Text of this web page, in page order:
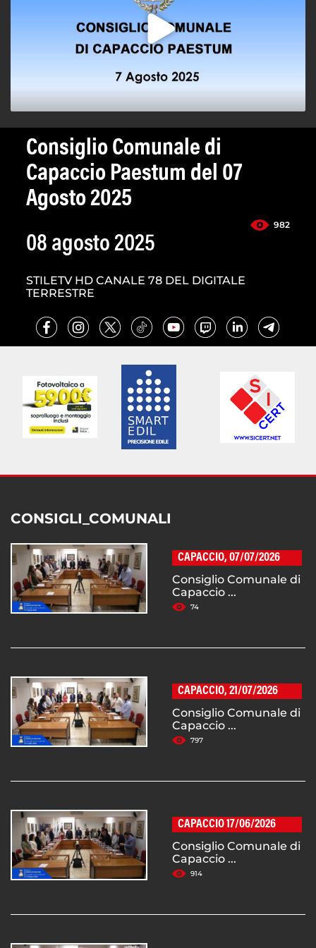
Consiglio Comunale di
Capaccio Paestum del 07
Agosto 2025
982
08 agosto 2025
STILETV HD CANALE 78 DEL DIGITALE
TERRESTRE
CONSIGLI_COMUNALI
CAPACCIO, 07/07/2026
Consiglio Comunale di
Capaccio ...
74
CAPACCIO, 21/07/2026
Consiglio Comunale di
Capaccio ...
797
CAPACCIO 17/06/2026
Consiglio Comunale di
Capaccio ...
914